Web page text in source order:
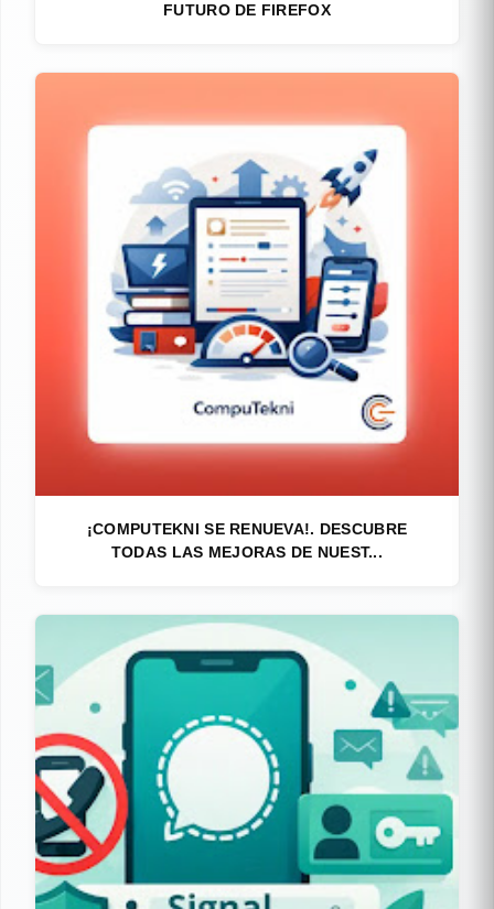
FUTURO DE FIREFOX
¡COMPUTEKNI SE RENUEVA!. DESCUBRE
TODAS LAS MEJORAS DE NUEST...